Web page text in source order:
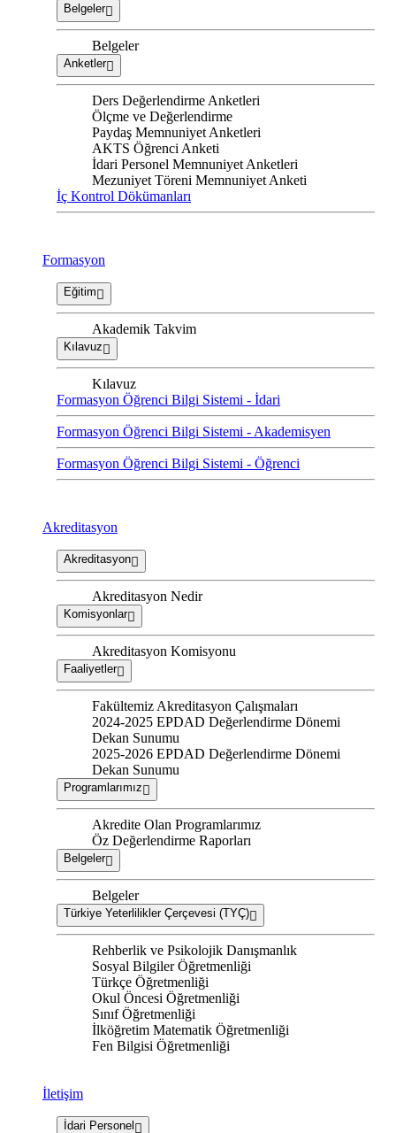
Belgeler
Belgeler
Anketler
Ders Değerlendirme Anketleri
Ölçme ve Değerlendirme
Paydaş Memnuniyet Anketleri
AKTS Öğrenci Anketi
İdari Personel Memnuniyet Anketleri
Mezuniyet Töreni Memnuniyet Anketi
İç Kontrol Dökümanları
Formasyon
Eğitim
Akademik Takvim
Kılavuz
Kılavuz
Formasyon Öğrenci Bilgi Sistemi - İdari
Formasyon Öğrenci Bilgi Sistemi - Akademisyen
Formasyon Öğrenci Bilgi Sistemi - Öğrenci
Akreditasyon
Akreditasyon
Akreditasyon Nedir
Komisyonlar
Akreditasyon Komisyonu
Faaliyetler
Fakültemiz Akreditasyon Çalışmaları
2024-2025 EPDAD Değerlendirme Dönemi
Dekan Sunumu
2025-2026 EPDAD Değerlendirme Dönemi
Dekan Sunumu
Programlarımız
Akredite Olan Programlarımız
Öz Değerlendirme Raporları
Belgeler
Belgeler
Türkiye Yeterlilikler Çerçevesi (TYÇ)
Rehberlik ve Psikolojik Danışmanlık
Sosyal Bilgiler Öğretmenliği
Türkçe Öğretmenliği
Okul Öncesi Öğretmenliği
Sınıf Öğretmenliği
İlköğretim Matematik Öğretmenliği
Fen Bilgisi Öğretmenliği
İletişim
İdari Personel